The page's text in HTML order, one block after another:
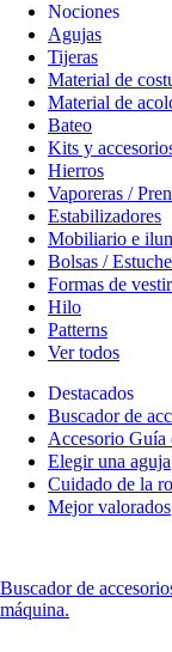
Nociones
Agujas
Tijeras
Material de
Material de
Bateo
Kits y
Hierros
Vaporeras /
Estabilizadores
Mobiliario e
Bolsas /
Formas de vestir
Hilo
Patterns
Ver todos
Destacados
Buscador de
Accesorio Guía
Elegir una aguja
Cuidado de la
Mejor valorados
Buscador de
máquina.